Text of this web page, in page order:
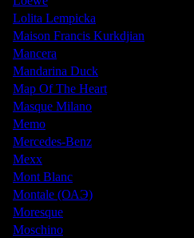
Lolita Lempicka
Maison Francis Kurkdjian
Mancera
Mandarina Duck
Map Of The Heart
Masque Milano
Memo
Mercedes-Benz
Mexx
Mont Blanc
Montale (ОАЭ)
Moresque
Moschino